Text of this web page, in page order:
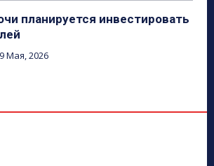
планируется инвестировать
Мая, 2026